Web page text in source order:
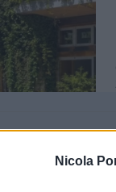
Nicola